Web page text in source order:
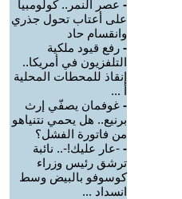
- عصر النمر.. كولومبيا
على أعتاب تحول جذري
وانقسام حاد
- رفع قيود ملكية
التلفزيون في أمريكا..
إنقاذ للمحطات المحلية
أ ...
- غوفمان يصفّي إرث
برنيع.. هل يحمي نتنياهو
من فاتورة الفشل؟
- -عار عليك!-.. نائبة
ترشق رئيس وزراء
كوسوفو بالبيض وسط
انسداد ...